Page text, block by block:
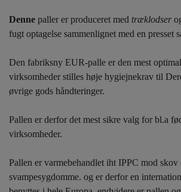
Denne paller er produceret med træklodser
fugt optagelse sammenlignet med en presset
Den fabriksny EUR-palle er den mest
virksomheder stilles høje hygiejnekrav til
øvrige gods håndteringer.
Pallen er derfor det mest sikre valg for bl.a
virksomheder.
Pallen er varmebehandlet iht IPPC mod skov
svampesygdomme. og er derfor en